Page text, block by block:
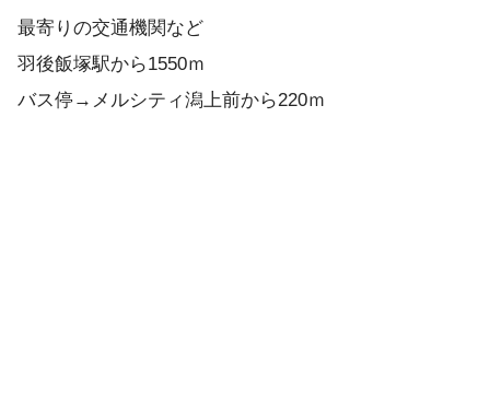
最寄りの交通機関など
羽後飯塚駅から1550ｍ
バス停→メルシティ潟上前から220ｍ